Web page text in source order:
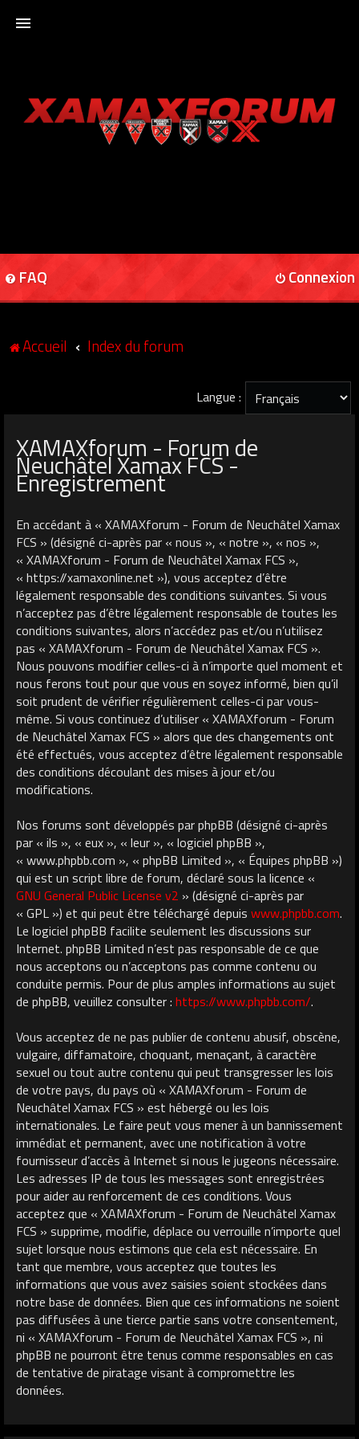
XAMAXFORUM
FAQ Connexion
Accueil Index du forum
Langue :
XAMAXforum - Forum de
Neuchâtel Xamax FCS -
Enregistrement
En accédant à « XAMAXforum - Forum de Neuchâtel Xamax
FCS » (désigné ci-après par « nous », « notre », « nos »,
« XAMAXforum - Forum de Neuchâtel Xamax FCS »,
« https://xamaxonline.net »), vous acceptez d’être
légalement responsable des conditions suivantes. Si vous
n’acceptez pas d’être légalement responsable de toutes les
conditions suivantes, alors n’accédez pas et/ou n’utilisez
pas « XAMAXforum - Forum de Neuchâtel Xamax FCS ».
Nous pouvons modifier celles-ci à n’importe quel moment et
nous ferons tout pour que vous en soyez informé, bien qu’il
soit prudent de vérifier régulièrement celles-ci par vous-
même. Si vous continuez d’utiliser « XAMAXforum - Forum
de Neuchâtel Xamax FCS » alors que des changements ont
été effectués, vous acceptez d’être légalement responsable
des conditions découlant des mises à jour et/ou
modifications.
Nos forums sont développés par phpBB (désigné ci-après
par « ils », « eux », « leur », « logiciel phpBB »,
« www.phpbb.com », « phpBB Limited », « Équipes phpBB »)
qui est un script libre de forum, déclaré sous la licence «
GNU General Public License v2 » (désigné ci-après par
« GPL ») et qui peut être téléchargé depuis www.phpbb.com.
Le logiciel phpBB facilite seulement les discussions sur
Internet. phpBB Limited n’est pas responsable de ce que
nous acceptons ou n’acceptons pas comme contenu ou
conduite permis. Pour de plus amples informations au sujet
de phpBB, veuillez consulter : https://www.phpbb.com/.
Vous acceptez de ne pas publier de contenu abusif, obscène,
vulgaire, diffamatoire, choquant, menaçant, à caractère
sexuel ou tout autre contenu qui peut transgresser les lois
de votre pays, du pays où « XAMAXforum - Forum de
Neuchâtel Xamax FCS » est hébergé ou les lois
internationales. Le faire peut vous mener à un bannissement
immédiat et permanent, avec une notification à votre
fournisseur d’accès à Internet si nous le jugeons nécessaire.
Les adresses IP de tous les messages sont enregistrées
pour aider au renforcement de ces conditions. Vous
acceptez que « XAMAXforum - Forum de Neuchâtel Xamax
FCS » supprime, modifie, déplace ou verrouille n’importe quel
sujet lorsque nous estimons que cela est nécessaire. En
tant que membre, vous acceptez que toutes les
informations que vous avez saisies soient stockées dans
notre base de données. Bien que ces informations ne soient
pas diffusées à une tierce partie sans votre consentement,
ni « XAMAXforum - Forum de Neuchâtel Xamax FCS », ni
phpBB ne pourront être tenus comme responsables en cas
de tentative de piratage visant à compromettre les
données.